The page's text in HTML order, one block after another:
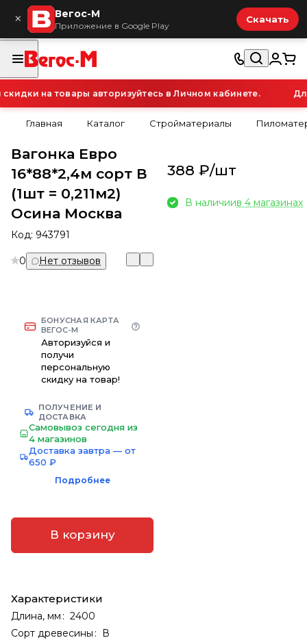
× Вегос-М
Приложение в Google Play
Скачать
на товары авторизуйтесь в Личном кабинете.
Главная Каталог Стройматериалы
Вагонка Евро
16*88*2,4м сорт В
(1шт = 0,211м2)
Осина Москва
Код: 943791
0 Нет отзывов
БОНУСНАЯ КАРТА
ВЕГОС-М
Авторизуйся и
получи
персональную
скидку на товар!
ПОЛУЧЕНИЕ И
ДОСТАВКА
Самовывоз сегодня из
4 магазинов
Доставка завтра — от
650 ₽
Подробнее
В корзину
Характеристики
Длина, мм : 2400
Сорт древесины : В
388 ₽/шт
В наличиив 4 магазинах